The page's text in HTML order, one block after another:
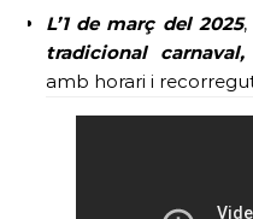
L’1 de març del 2025,
tradicional
amb horari i